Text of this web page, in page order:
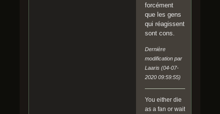
forcément
que les gens
qui réagissent
sont cons.
Dernière
modification par
Laaris (04-07-
2020 09:59:55)
You either die
as a fan or wait